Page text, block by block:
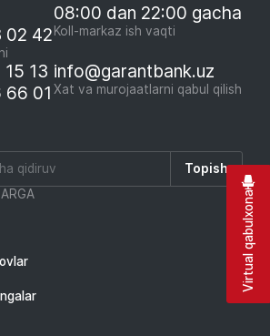
02 42
08:00 dan 22:00 gacha
Koll-markaz ish vaqti
13
66 01
info@garantbank.uz
Xat va murojaatlarni qabul qilish
Topish
Virtual qabulxona